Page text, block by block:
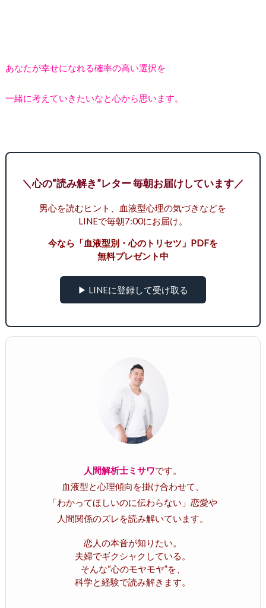
あなたが幸せになれる確率の高い選択を
一緒に考えていきたいなと心から思います。
＼心の“読み解き”レター 毎朝お届けしています／
男心を読むヒント、血液型心理の気づきなどを
LINEで毎朝7:00にお届け。
今なら「血液型別・心のトリセツ」PDFを
無料プレゼント中
▶ LINEに登録して受け取る
人間解析士ミサワです。
血液型と心理傾向を掛け合わせて、
「わかってほしいのに伝わらない」恋愛や
人間関係のズレを読み解いています。
恋人の本音が知りたい。
夫婦でギクシャクしている。
そんな“心のモヤモヤ”を、
科学と経験で読み解きます。